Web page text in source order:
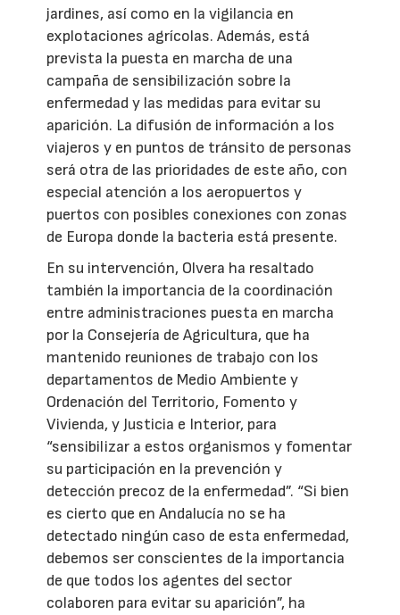
jardines, así como en la vigilancia en
explotaciones agrícolas. Además, está
prevista la puesta en marcha de una
campaña de sensibilización sobre la
enfermedad y las medidas para evitar su
aparición. La difusión de información a los
viajeros y en puntos de tránsito de personas
será otra de las prioridades de este año, con
especial atención a los aeropuertos y
puertos con posibles conexiones con zonas
de Europa donde la bacteria está presente.
En su intervención, Olvera ha resaltado
también la importancia de la coordinación
entre administraciones puesta en marcha
por la Consejería de Agricultura, que ha
mantenido reuniones de trabajo con los
departamentos de Medio Ambiente y
Ordenación del Territorio, Fomento y
Vivienda, y Justicia e Interior, para
“sensibilizar a estos organismos y fomentar
su participación en la prevención y
detección precoz de la enfermedad”. “Si bien
es cierto que en Andalucía no se ha
detectado ningún caso de esta enfermedad,
debemos ser conscientes de la importancia
de que todos los agentes del sector
colaboren para evitar su aparición”, ha